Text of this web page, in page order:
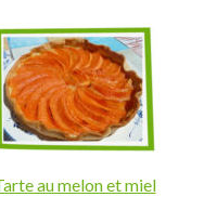
au melon et miel